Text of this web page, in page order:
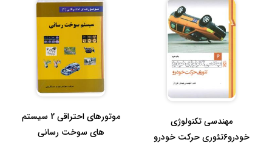
مهندسی تکنولوژی
خودرو6تئوری حرکت خودرو
موتورهای احتراقی 2 سیستم
های سوخت رسانی